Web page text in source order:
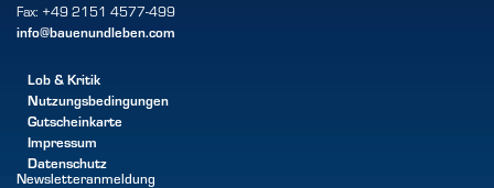
Fax: +49 2151 4577-499
info@bauenundleben.com
Lob & Kritik
Nutzungsbedingungen
Gutscheinkarte
Impressum
Datenschutz
Newsletteranmeldung